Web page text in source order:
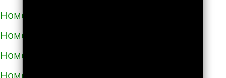
Номера телефонов такси в Подгородном
Номера телефонов такси в Подольске
Номера телефонов такси в Покрове
Номера телефонов такси в Пологах